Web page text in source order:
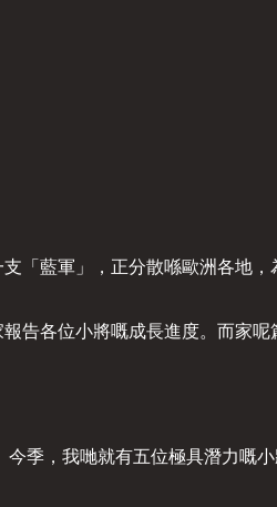
「藍軍」，正分散喺歐洲各地
告各位小將嘅成長進度。而家
季，我哋就有五位極具潛力嘅小